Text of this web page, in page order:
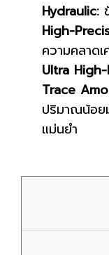
Hydraulic:
High-
ความคลาด
Ultra
Trace
ปริมาณน้อย
แม่นยำ